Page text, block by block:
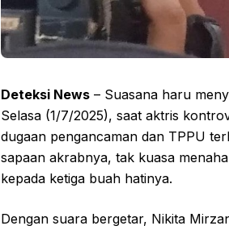
Deteksi News – Suasana haru
Selasa (1/7/2025), saat aktris
dugaan pengancaman dan TPPU
sapaan akrabnya, tak kuasa
kepada ketiga buah hatinya.
Dengan suara bergetar, Nikita